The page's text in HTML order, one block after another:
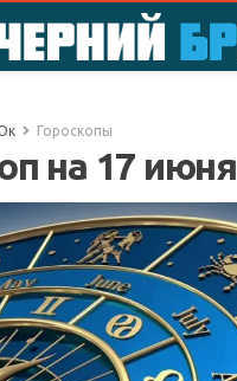
Гороскопы
на 17 июня